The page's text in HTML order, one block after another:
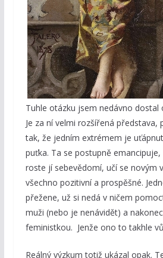
Tuhle otázku jsem nedávno dostal
Je za ní velmi rozšířená představa,
tak, že jedním extrémem je
puťka. Ta se postupně
roste jí sebevědomí, učí se novým
všechno pozitivní a prospěšné.
přežene, už si nedá v ničem
muži (nebo je nenávidět) a
feministkou. Jenže ono to takhle
Reálný výzkum totiž ukázal opak.